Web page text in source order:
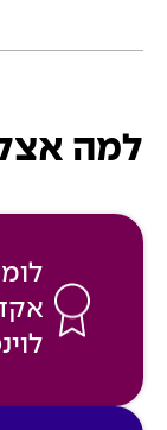
למה